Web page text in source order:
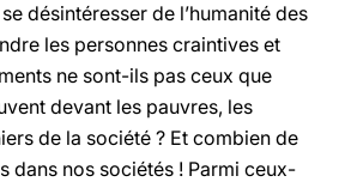
désintéresser de l’humanité des
les personnes craintives et
ne sont-ils pas ceux que
devant les pauvres, les
de la société ? Et combien de
dans nos sociétés ! Parmi ceux-